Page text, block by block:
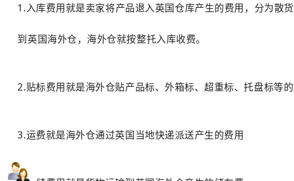
1.入库费用就是卖家将产品退入英国仓库产生的费用，分为
到英国海外仓，海外仓就按整托入库收费。
2.贴标费用就是海外仓贴产品标、外箱标、超重标、托盘标等的
3.运费就是海外仓通过英国当地快递派送产生的费用